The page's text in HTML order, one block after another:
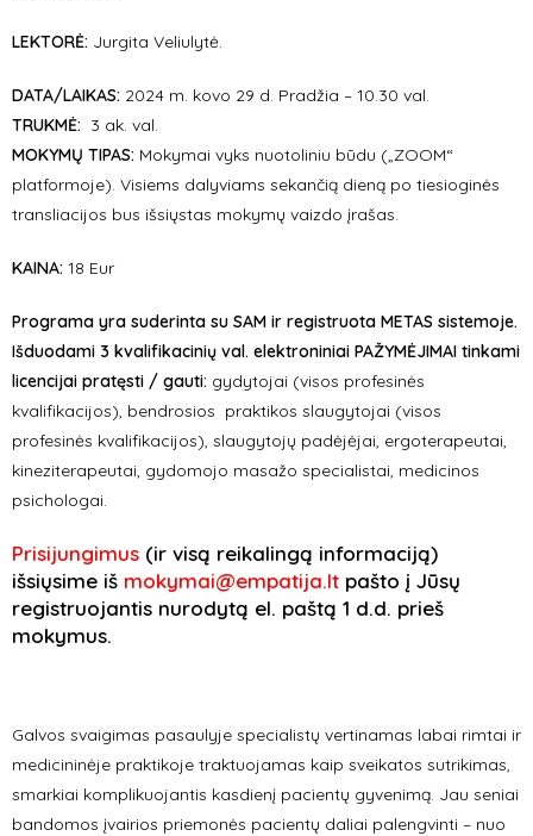
LEKTORĖ: Jurgita Veliulytė.
DATA/LAIKAS: 2024 m. kovo 29 d. Pradžia – 10.30 val.
TRUKMĖ: 3 ak. val.
MOKYMŲ TIPAS: Mokymai vyks nuotoliniu būdu („ZOOM“
platformoje). Visiems dalyviams sekančią dieną po tiesioginės
transliacijos bus išsiųstas mokymų vaizdo įrašas.
KAINA: 18 Eur
Programa yra suderinta su SAM ir registruota METAS sistemoje.
Išduodami 3 kvalifikacinių val. elektroniniai PAŽYMĖJIMAI tinkami
licencijai pratęsti / gauti: gydytojai (visos profesinės
kvalifikacijos), bendrosios praktikos slaugytojai (visos
profesinės kvalifikacijos), slaugytojų padėjėjai, ergoterapeutai,
kineziterapeutai, gydomojo masažo specialistai, medicinos
psichologai.
Prisijungimus (ir visą reikalingą informaciją)
išsiųsime iš mokymai@empatija.lt pašto į Jūsų
registruojantis nurodytą el. paštą 1 d.d. prieš
mokymus.
Galvos svaigimas pasaulyje specialistų vertinamas labai rimtai ir
medicininėje praktikoje traktuojamas kaip sveikatos sutrikimas,
smarkiai komplikuojantis kasdienį pacientų gyvenimą. Jau seniai
bandomos įvairios priemonės pacientų daliai palengvinti – nuo